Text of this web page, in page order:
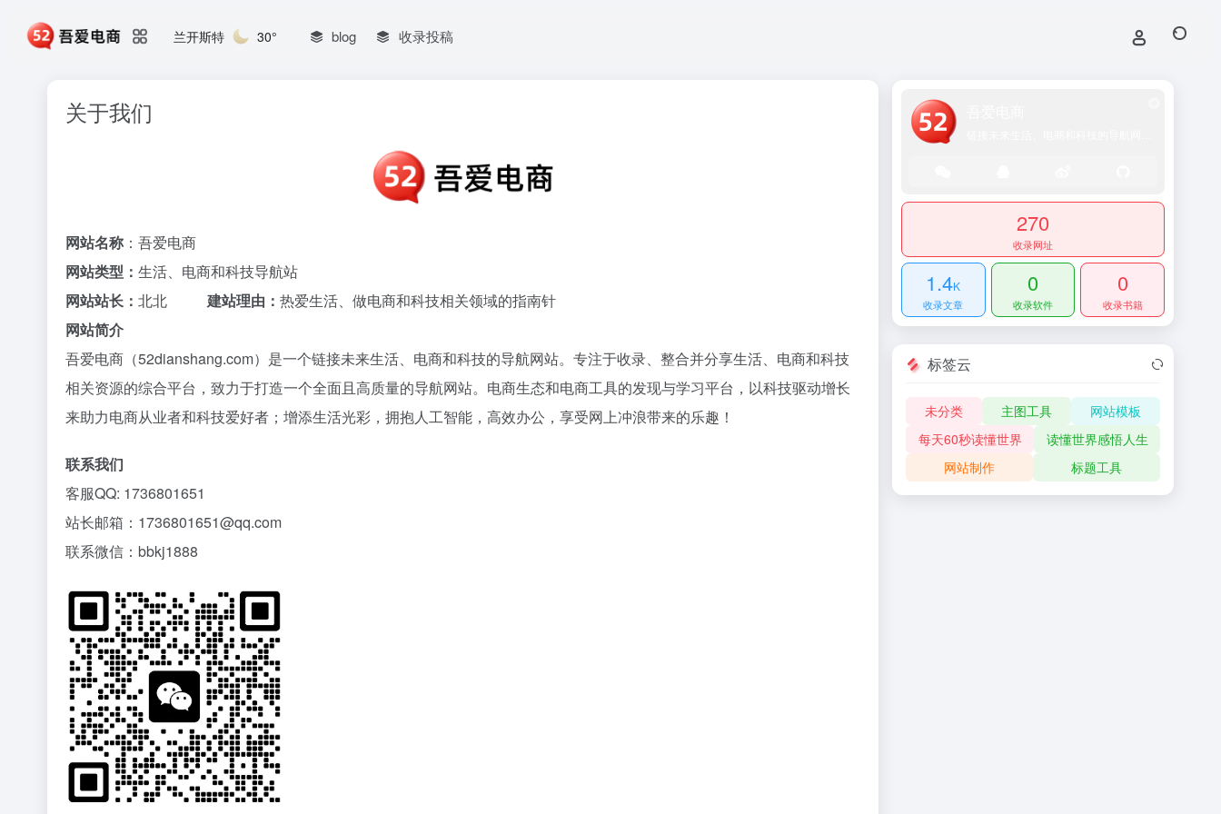
兰开斯特 30° blog 收录投稿
关于我们
网站名称 ：吾爱电商
网站类型： 生活、电商和科技导航站
网站站长： 北北 建站理由： 热爱生活、做电商和科技相关领域的指南针
网站简介
吾爱电商（52dianshang.com）是一个链接未来生活、电商和科技的导航网站。专注于收录、整合并分享生活、电商和科技
相关资源的综合平台，致力于打造一个全面且高质量的导航网站。电商生态和电商工具的发现与学习平台，以科技驱动增长
来助力电商从业者和科技爱好者；增添生活光彩，拥抱人工智能，高效办公，享受网上冲浪带来的乐趣！
联系我们
客服QQ: 1736801651
站长邮箱：1736801651@qq.com
联系微信：bbkj1888
270
收录网址
1.4K
收录文章
0
收录软件
0
收录书籍
标签云
未分类 主图工具
网站模板
每天60秒读懂世界
读懂世界感悟人生
网站制作
标题工具